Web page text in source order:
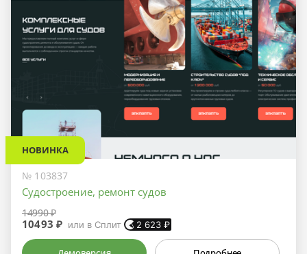
НОВИНКА
№ 103837
Судостроение, ремонт судов
14990 ₽
10493 ₽ или в Сплит 2 623 ₽